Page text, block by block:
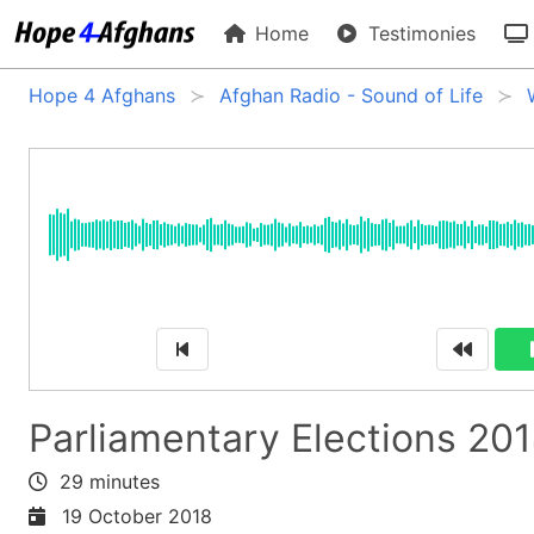
Home Testimonies
Hope 4 Afghans Afghan Radio - Sound of Life
Parliamentary Elections
29 minutes
19 October 2018